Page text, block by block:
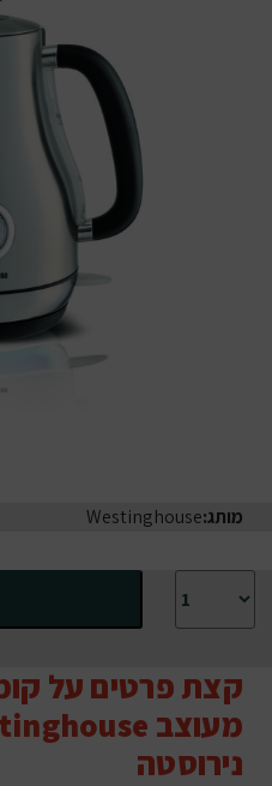
מותג:Westinghouse
קצת פרטים על
נירוסטה